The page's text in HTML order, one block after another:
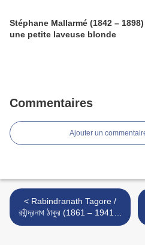
Stéphane Mallarmé (1842 –
une petite laveuse blonde
Commentaires
Ajouter un
< Rabindranath Tagore /
রবীন্দ্রনাথ ঠাকুর (1861 – 1941) :
« Mes chants... »